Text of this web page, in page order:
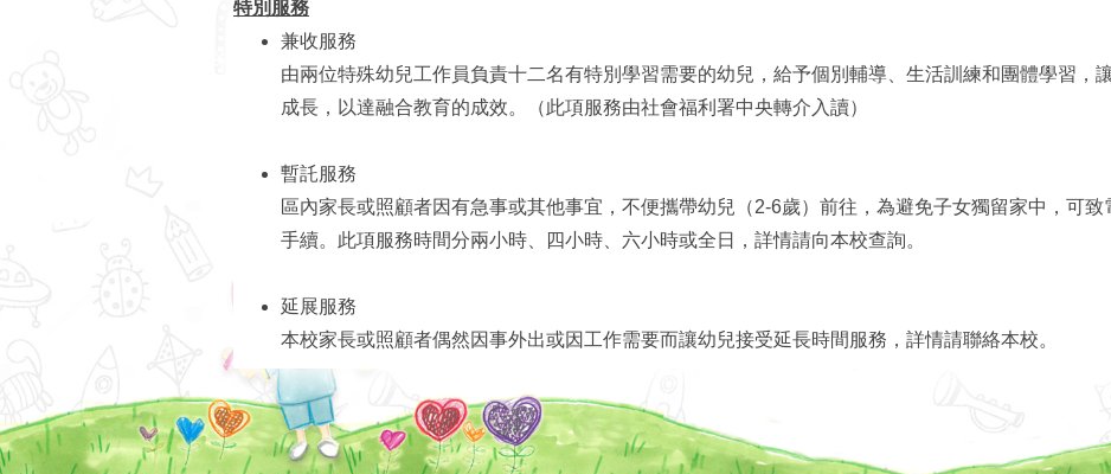
特別服務
兼收服務
由兩位特殊幼兒工作員負責十二名有特別學習需要的幼兒，給予個別輔導、生活訓練和團體學習，
成長，以達融合教育的成效。（此項服務由社會福利署中央轉介入讀）
暫託服務
區內家長或照顧者因有急事或其他事宜，不便攜帶幼兒（2-6歲）前往，為避免子女獨留家中，可
手續。此項服務時間分兩小時、四小時、六小時或全日，詳情請向本校查詢。
延展服務
本校家長或照顧者偶然因事外出或因工作需要而讓幼兒接受延長時間服務，詳情請聯絡本校。